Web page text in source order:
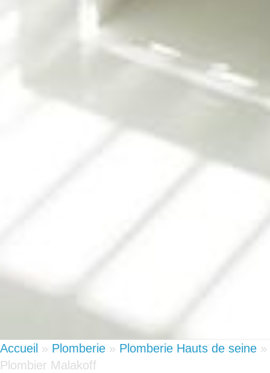
Accueil » Plomberie » Plomberie Hauts de seine »
Plombier Malakoff